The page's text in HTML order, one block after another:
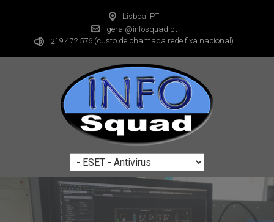
Lisboa, PT
geral@infosquad.pt
219 472 576 (custo de chamada rede fixa nacional)